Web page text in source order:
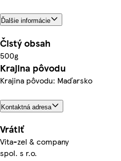
Ďalšie informácie
Čistý obsah
500g
Krajina pôvodu
Krajina pôvodu: Maďarsko
Kontaktná adresa
Vrátiť
Vita-zel & company
spol. s r.o.